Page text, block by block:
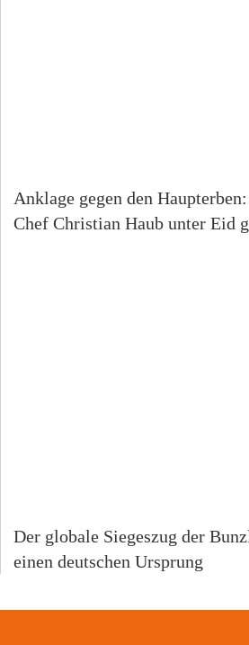
Anklage gegen den
Chef Christian Haub unter Eid
Der globale Siegeszug der
einen deutschen Ursprung